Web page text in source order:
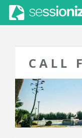
CALL